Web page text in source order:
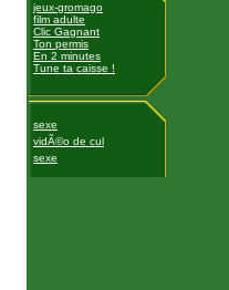
jeux-gromago
film adulte
Clic Gagnant
Ton permis
En 2 minutes
Tune ta caisse !
sexe
vidÃ©o de cul
sexe